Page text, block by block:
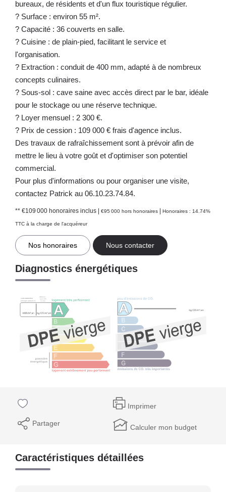
bureaux, de résidents et d'un flux touristique régulier.
? Surface : environ 55 m².
? Capacité : 36 couverts en salle.
? Cuisine : de plain-pied, facilitant le service et
l'organisation.
? Extraction : conduit de 400 mm, adapté à de nombreux
concepts culinaires.
? Sous-sol : cave saine avec accès direct par le bar, idéale
pour le stockage ou une réserve technique.
? Loyer mensuel : 2 300 €.
? Prix de cession : 109 000 € frais d'agence inclus.
Des travaux de rafraîchissement sont à prévoir afin de
mettre le lieu à votre goût et d'optimiser son potentiel
commercial.
Pour plus d'informations ou pour organiser une visite,
contactez Patrick au 06.10.23.74.84.
** €109 000 honoraires inclus | €95 000 hors honoraires | Honoraires : 14.74%
TTC à la charge de l'acquéreur
Nos honoraires Nous contacter
Diagnostics énergétiques
Imprimer
Partager Calculer mon budget
Caractéristiques détaillées